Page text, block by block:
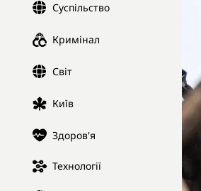
Суспільство
Кримінал
Світ
Київ
Здоров'я
Технології